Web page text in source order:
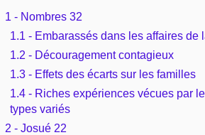
Outils
Paramètres
Études et commentaires par passage
Lecture Journalière
L'Évangile, le Salut
Mort, résurrection
L'Église, l'Assemblée
Édification
Commentaires journaliers
COURS Bibliques - GUIDES de lecture
Rechercher dans le site
Sujets de A à Z
Auteurs de A à Z
Sommaires
Aperçus Livres de la Bible
Autres FAQ
1 - Nombres 32
1.1 - Embarassés dans les affaires de
1.2 - Découragement contagieux
1.3 - Effets des écarts sur les familles
1.4 - Riches expériences vécues par
types variés
2 - Josué 22